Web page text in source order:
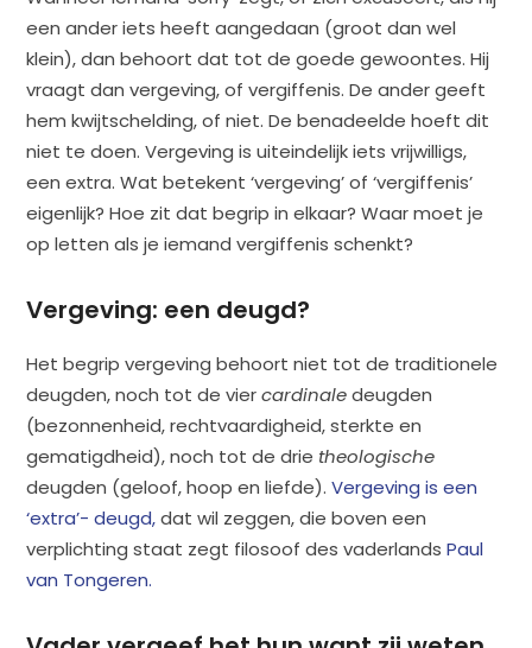
een ander iets heeft aangedaan (groot dan wel
klein), dan behoort dat tot de goede gewoontes. Hij
vraagt dan vergeving, of vergiffenis. De ander geeft
hem kwijtschelding, of niet. De benadeelde hoeft dit
niet te doen. Vergeving is uiteindelijk iets vrijwilligs,
een extra. Wat betekent ‘vergeving’ of ‘vergiffenis’
eigenlijk? Hoe zit dat begrip in elkaar? Waar moet je
op letten als je iemand vergiffenis schenkt?
Vergeving: een deugd?
Het begrip vergeving behoort niet tot de traditionele
deugden, noch tot de viercardinaledeugden
(bezonnenheid, rechtvaardigheid, sterkte en
gematigdheid), noch tot de drie theologische
deugden (geloof, hoop en liefde).Vergeving is een
‘extra’- deugd,dat wil zeggen, die boven een
verplichting staat zegt filosoof des vaderlandsPaul
van Tongeren.